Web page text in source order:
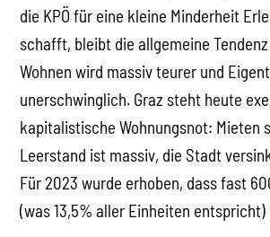
die KPÖ für eine kleine Minderheit
schafft, bleibt die allgemeine
Wohnen wird massiv teurer und
unerschwinglich. Graz steht heute
kapitalistische Wohnungsnot: Mieten
Leerstand ist massiv, die Stadt
Für 2023 wurde erhoben, dass fast
(was 13,5% aller Einheiten